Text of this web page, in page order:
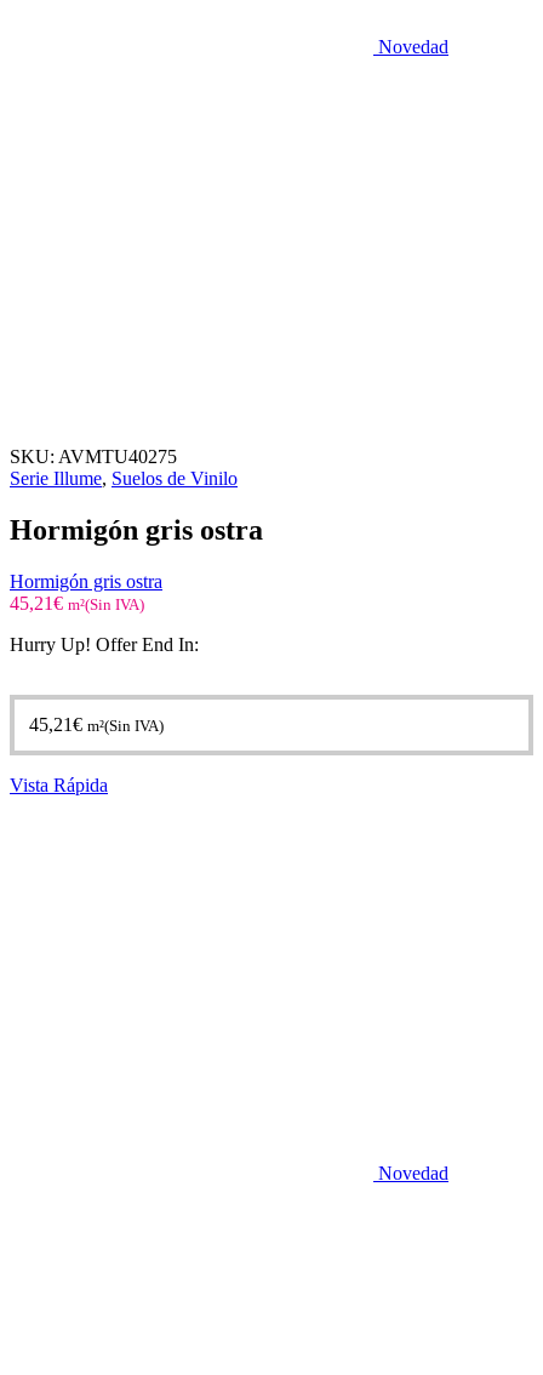
Novedad
SKU: AVMTU40275
Serie Illume, Suelos de Vinilo
Hormigón gris ostra
Hormigón gris ostra
45,21€ m²(Sin IVA)
Hurry Up! Offer End In:
45,21€ m²(Sin IVA)
Vista Rápida
Novedad